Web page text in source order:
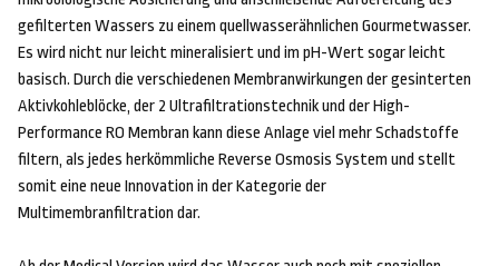
gefilterten Wassers zu einem quellwasserähnlichen Gourmetwasser.
Es wird nicht nur leicht mineralisiert und im pH-Wert sogar leicht
basisch. Durch die verschiedenen Membranwirkungen der gesinterten
Aktivkohleblöcke, der 2 Ultrafiltrationstechnik und der High-
Performance RO Membran kann diese Anlage viel mehr Schadstoffe
filtern, als jedes herkömmliche Reverse Osmosis System und stellt
somit eine neue Innovation in der Kategorie der
Multimembranfiltration dar.